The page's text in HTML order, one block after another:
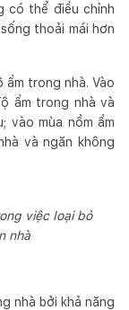
có thể điều chỉnh
thoải mái hơn
trong nhà. Vào
ẩm trong nhà và
vào mùa nồm ẩm
và ngăn không
việc loại bỏ
nhà
nhà bởi khả năng